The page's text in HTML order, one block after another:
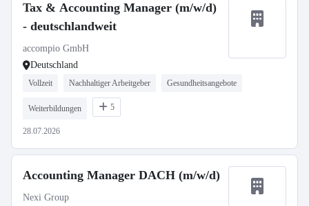
Tax & Accounting Manager (m/w/d)
- deutschlandweit
accompio GmbH
Deutschland
Vollzeit Nachhaltiger Arbeitgeber Gesundheitsangebote
Weiterbildungen 5
28.07.2026
Accounting Manager DACH (m/w/d)
Nexi Group